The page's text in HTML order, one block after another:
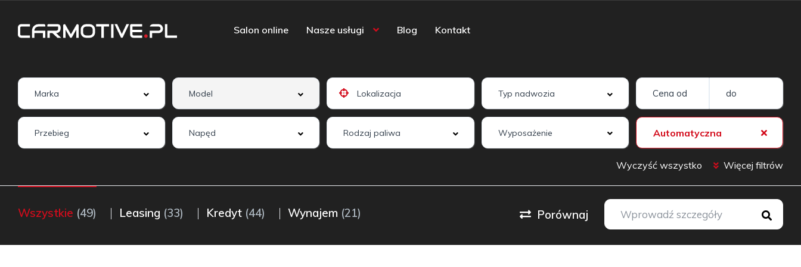
Salon online Nasze usługi Blog Kontakt
Wyposażenie Automatyczna
Wyczyść wszystko Więcej filtrów
Wszystkie (49) Leasing (33) Kredyt (44) Wynajem (21) Porównaj